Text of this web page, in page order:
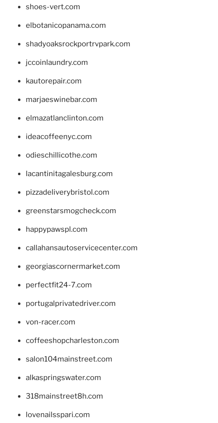
shoes-vert.com
elbotanicopanama.com
shadyoaksrockportrvpark.com
jccoinlaundry.com
kautorepair.com
marjaeswinebar.com
elmazatlanclinton.com
ideacoffeenyc.com
odieschillicothe.com
lacantinitagalesburg.com
pizzadeliverybristol.com
greenstarsmogcheck.com
happypawspl.com
callahansautoservicecenter.com
georgiascornermarket.com
perfectfit24-7.com
portugalprivatedriver.com
von-racer.com
coffeeshopcharleston.com
salon104mainstreet.com
alkaspringswater.com
318mainstreet8h.com
lovenailsspari.com